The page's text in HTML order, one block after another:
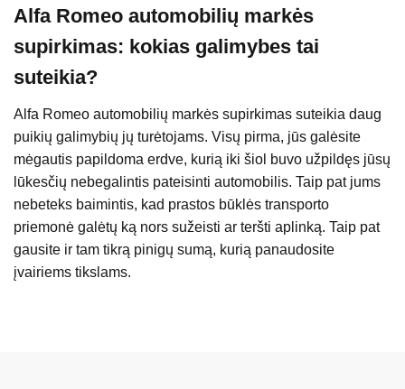
Alfa Romeo automobilių markės
supirkimas: kokias galimybes tai
suteikia?
Alfa Romeo automobilių markės supirkimas suteikia daug
puikių galimybių jų turėtojams. Visų pirma, jūs galėsite
mėgautis papildoma erdve, kurią iki šiol buvo užpildęs jūsų
lūkesčių nebegalintis pateisinti automobilis. Taip pat jums
nebeteks baimintis, kad prastos būklės transporto
priemonė galėtų ką nors sužeisti ar teršti aplinką. Taip pat
gausite ir tam tikrą pinigų sumą, kurią panaudosite
įvairiems tikslams.